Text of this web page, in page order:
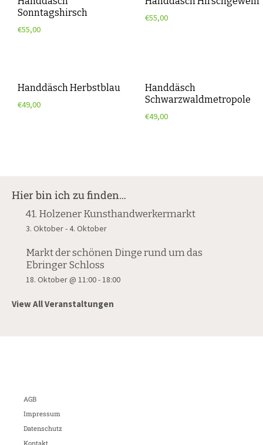
Sonntagshirsch
€55,00
€55,00
Handdäsch Herbstblau
€49,00
Handdäsch
Schwarzwaldmetropole
€49,00
Hier bin ich zu finden…
41. Holzener Kunsthandwerkermarkt
3. Oktober-4. Oktober
Markt der schönen Dinge rund um das
Ebringer Schloss
18. Oktober @ 11:00-18:00
View All Veranstaltungen
AGB
Impressum
Datenschutz
Kontakt